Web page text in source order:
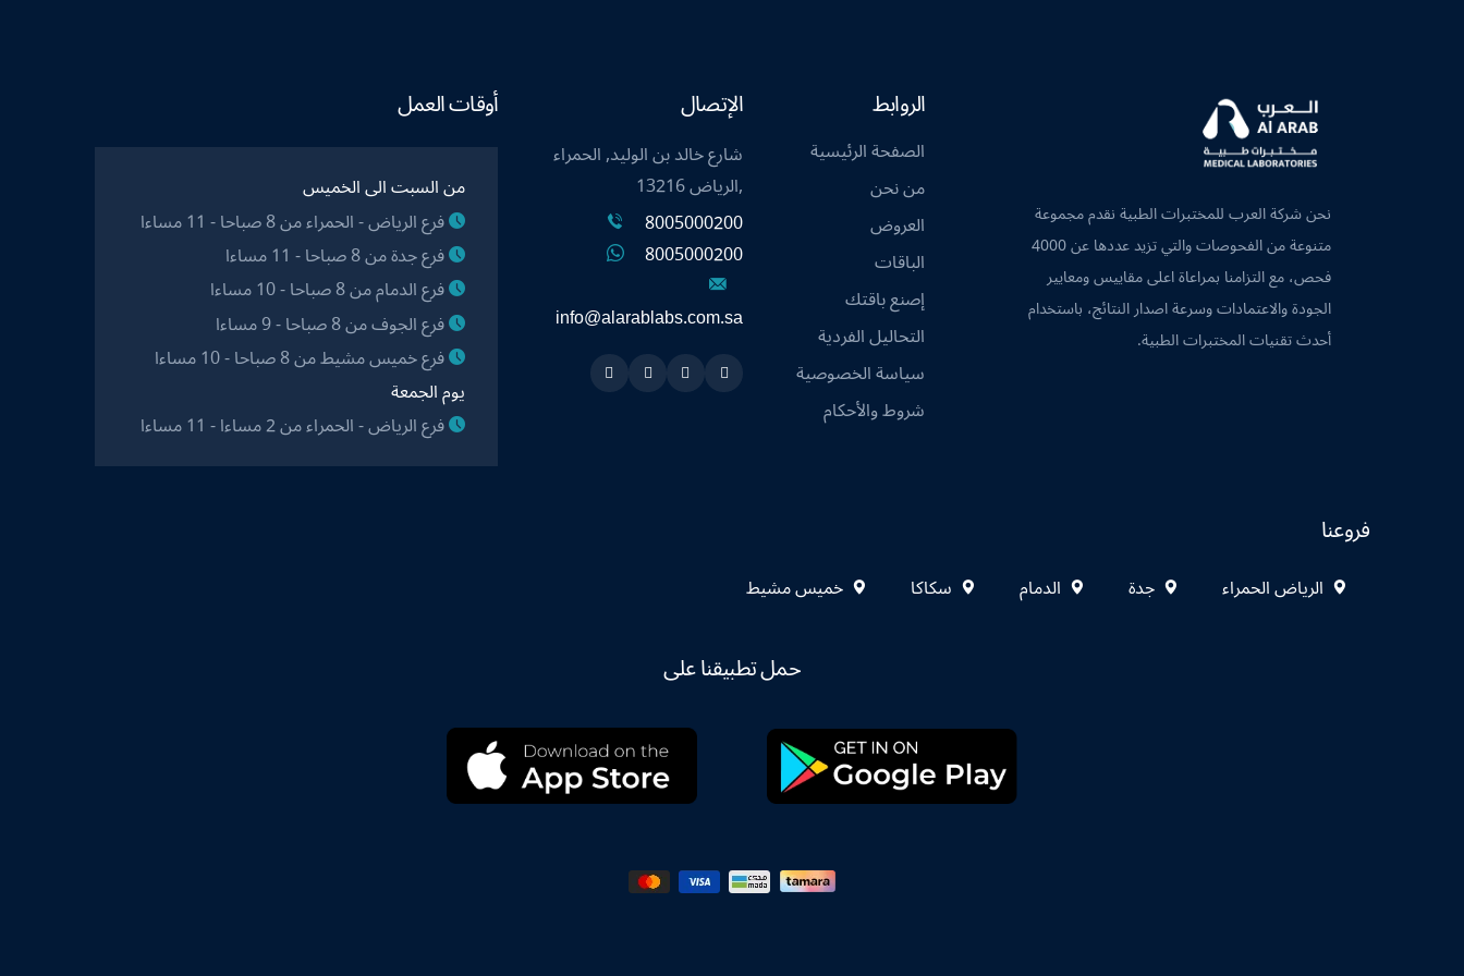
نحن شركة العرب للمختبرات الطبية نقدم مجموعة
متنوعة من الفحوصات والتي تزيد عددها عن 4000
فحص، مع التزامنا بمراعاة اعلى مقاييس ومعايير
الجودة والاعتمادات وسرعة اصدار النتائج، باستخدام
أحدث تقنيات المختبرات الطبية.
الروابط
الصفحة الرئيسية
من نحن
العروض
الباقات
إصنع باقتك
التحاليل الفردية
سياسة الخصوصية
شروط والأحكام
الإتصال
شارع خالد بن الوليد, الحمراء
,الرياض 13216
8005000200
8005000200
info@alarablabs.com.sa
Snapchat
Twitter
Linkedin
Instagram
أوقات العمل
من السبت الى الخميس
فرع الرياض - الحمراء من 8 صباحا - 11 مساءا
فرع جدة من 8 صباحا - 11 مساءا
فرع الدمام من 8 صباحا - 10 مساءا
فرع الجوف من 8 صباحا - 9 مساءا
فرع خميس مشيط من 8 صباحا - 10 مساءا
يوم الجمعة
فرع الرياض - الحمراء من 2 مساءا - 11 مساءا
فروعنا
الرياض الحمراء جدة الدمام سكاكا خميس مشيط
حمل تطبيقنا على